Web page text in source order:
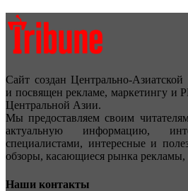
Сайт создан Центрально-
и посвящен рекламе, маркетингу и
Центральной Азии.
Мы предоставляем своим
актуальную информацию,
специалистами, интересные и
обзоры, касающиеся рынка рекламы,
Наши контакты